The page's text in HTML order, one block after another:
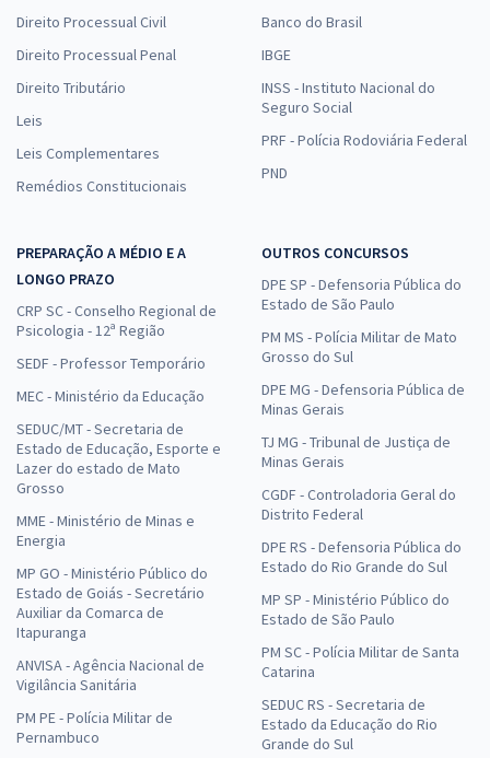
Direito Processual Civil
Direito Processual Penal
Direito Tributário
Leis
Leis Complementares
Remédios Constitucionais
Banco do Brasil
IBGE
INSS - Instituto Nacional do
Seguro Social
PRF - Polícia Rodoviária Federal
PND
PREPARAÇÃO A MÉDIO E A
LONGO PRAZO
CRP SC - Conselho Regional de
Psicologia - 12ª Região
SEDF - Professor Temporário
MEC - Ministério da Educação
SEDUC/MT - Secretaria de
Estado de Educação, Esporte e
Lazer do estado de Mato
Grosso
MME - Ministério de Minas e
Energia
MP GO - Ministério Público do
Estado de Goiás - Secretário
Auxiliar da Comarca de
Itapuranga
ANVISA - Agência Nacional de
Vigilância Sanitária
PM PE - Polícia Militar de
Pernambuco
OUTROS CONCURSOS
DPE SP - Defensoria Pública do
Estado de São Paulo
PM MS - Polícia Militar de Mato
Grosso do Sul
DPE MG - Defensoria Pública de
Minas Gerais
TJ MG - Tribunal de Justiça de
Minas Gerais
CGDF - Controladoria Geral do
Distrito Federal
DPE RS - Defensoria Pública do
Estado do Rio Grande do Sul
MP SP - Ministério Público do
Estado de São Paulo
PM SC - Polícia Militar de Santa
Catarina
SEDUC RS - Secretaria de
Estado da Educação do Rio
Grande do Sul